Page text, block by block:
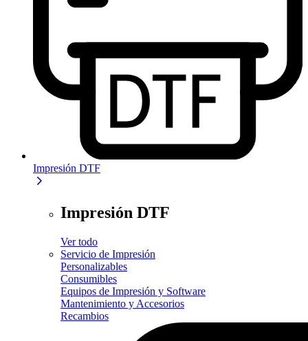
Impresión DTF
Impresión DTF
Ver todo
Servicio de Impresión
Personalizables
Consumibles
Equipos de Impresión y Software
Mantenimiento y Accesorios
Recambios